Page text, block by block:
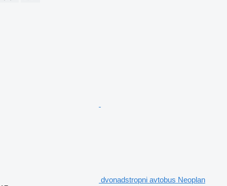
dvonadstropni avtobus Neoplan